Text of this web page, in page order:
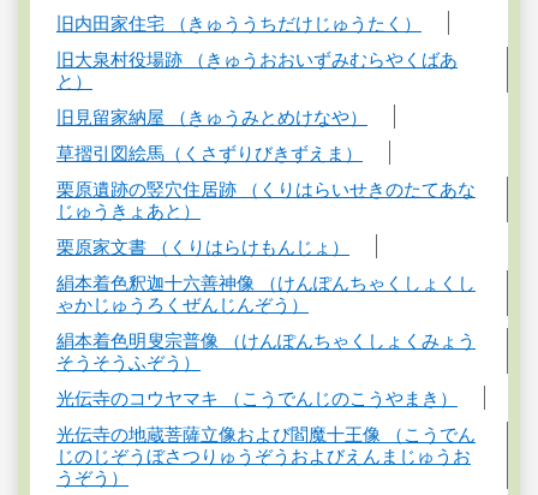
旧内田家住宅 （きゅううちだけじゅうたく）
旧大泉村役場跡 （きゅうおおいずみむらやくばあ
と）
旧見留家納屋 （きゅうみとめけなや）
草摺引図絵馬（くさずりびきずえま）
栗原遺跡の竪穴住居跡 （くりはらいせきのたてあな
じゅうきょあと）
栗原家文書 （くりはらけもんじょ）
絹本着色釈迦十六善神像 （けんぽんちゃくしょくし
ゃかじゅうろくぜんじんぞう）
絹本着色明叟宗普像 （けんぽんちゃくしょくみょう
そうそうふぞう）
光伝寺のコウヤマキ （こうでんじのこうやまき）
光伝寺の地蔵菩薩立像および閻魔十王像 （こうでん
じのじぞうぼさつりゅうぞうおよびえんまじゅうお
うぞう）